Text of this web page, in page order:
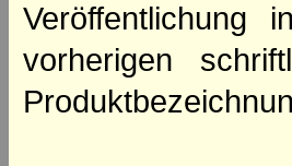
Veröffentlichung
vorherigen